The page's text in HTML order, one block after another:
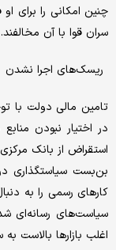
چنین امکانی را برای
سران قوا با آن مخالفند.
ریسک‌های اجرا نشدن
تامین مالی دولت با
در اختیار نبودن
استقراض از بانک
بن‌بست سیاستگذاری
کارهای رسمی را به
سیاست‌های رسانه‌ای
اغلب بازارها بالاست